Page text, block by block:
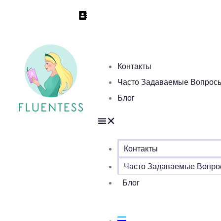
Контакты
Часто Задаваемые
Блог
Контакты
Часто Задаваемые
Блог